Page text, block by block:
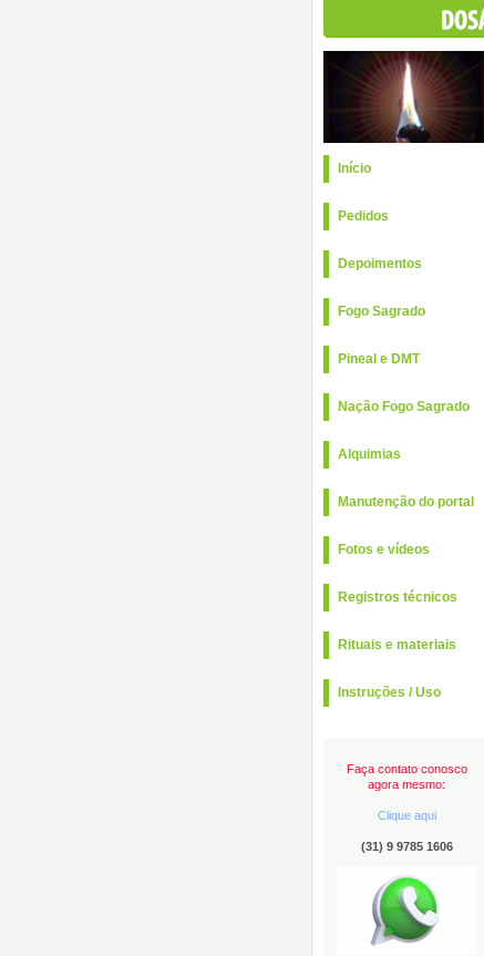
Início
Pedidos
Depoimentos
Fogo Sagrado
Pineal e DMT
Nação Fogo Sagrado
Alquimias
Manutenção do portal
Fotos e vídeos
Registros técnicos
Rituais e materiais
Instruções / Uso
Faça contato conosco
agora mesmo:
Clique aqui
(31) 9 9785 1606